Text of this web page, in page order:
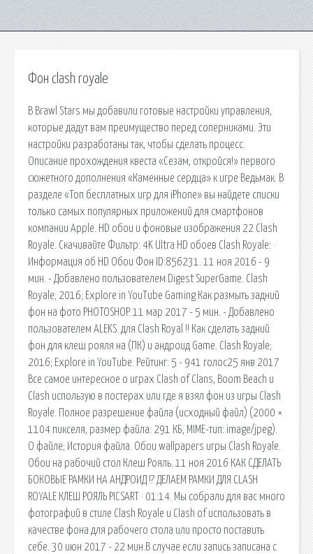
Фон clash royale
В Brawl Stars мы добавили готовые настройки управления,
которые дадут вам преимущество перед соперниками. Эти
настройки разработаны так, чтобы сделать процесс.
Описание прохождения квеста «Сезам, откройся!» первого
сюжетного дополнения «Каменные сердца» к игре Ведьмак. В
разделе «Топ бесплатных игр для iPhone» вы найдете списки
только самых популярных приложений для смартфонов
компании Apple. HD обои и фоновые изображения 22 Clash
Royale. Скачивайте Фильтр: 4K Ultra HD обоев Clash Royale: ·
Информация об HD Обои Фон ID:856231. 11 ноя 2016 - 9
мин. - Добавлено пользователем Digest SuperGame. Clash
Royale; 2016; Explore in YouTube Gaming Как размыть задний
фон на фото PHOTOSHOP. 11 мар 2017 - 5 мин. - Добавлено
пользователем ALEKS. для Clash Royal !! Как сделать задний
фон для клеш рояля на (ПК) и андроид Game. Clash Royale;
2016; Explore in YouTube. Рейтинг: 5 - 941 голос25 янв 2017
Все самое интересное о играх Clash of Clans, Boom Beach и
Clash использую в постерах или где я взял фон из игры Clash
Royale. Полное разрешение файла (исходный файл) (2000 ×
1104 пикселя, размер файла: 291 КБ, MIME-тип: image/jpeg).
О файле; История файла. Обои wallpapers игры Clash Royale.
Обои на рабочий стол Клеш Рояль. 11 ноя 2016 КАК СДЕЛАТЬ
БОКОВЫЕ РАМКИ НА АНДРОИД !? ДЕЛАЕМ РАМКИ ДЛЯ CLASH
ROYALE КЛЕШ РОЯЛЬ PICSART · 01:14. Мы собрали для вас много
фотографий в стиле Clash Royale и Clash of использовать в
качестве фона для рабочего стола или просто поставить
себе. 30 июн 2017 - 22 мин.В случае если запись записана с